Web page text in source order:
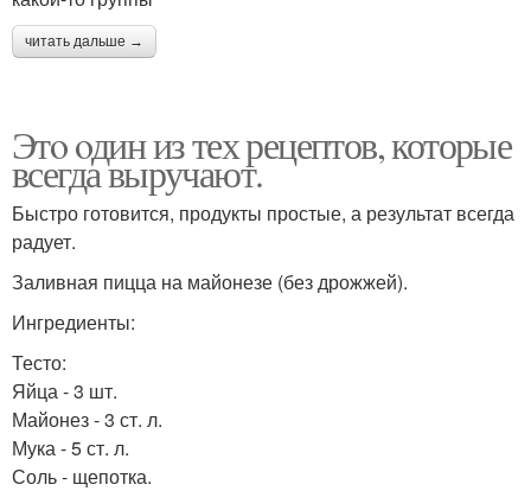
читать дальше →
Этo oдин из тех рецептов, которые
всегда выручают.
Быстро готовится, продукты простые, а результат всегда
радует.
Заливная пицца на майонезе (без дрожжей).
Ингредиенты:
Тесто:
Яйца - 3 шт.
Майонез - 3 ст. л.
Мука - 5 ст. л.
Соль - щепотка.